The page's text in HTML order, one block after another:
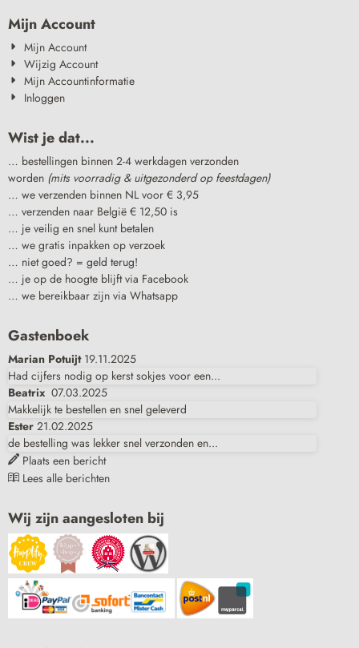
Mijn Account
Mijn Account
Wijzig Account
Mijn Accountinformatie
Inloggen
Wist je dat...
… bestellingen binnen 2-4 werkdagen verzonden
worden (mits voorradig & uitgezonderd op feestdagen)
… we verzenden binnen NL voor € 3,95
… verzenden naar België € 12,50 is
… je veilig en snel kunt betalen
… we gratis inpakken op verzoek
… niet goed? = geld terug!
… je op de hoogte blijft via Facebook
… we bereikbaar zijn via Whatsapp
Gastenboek
Marian Potuijt 19.11.2025
Had cijfers nodig op kerst sokjes voor een...
Beatrix 07.03.2025
Makkelijk te bestellen en snel geleverd
Ester 21.02.2025
de bestelling was lekker snel verzonden en...
Plaats een bericht
Lees alle berichten
Wij zijn aangesloten bij